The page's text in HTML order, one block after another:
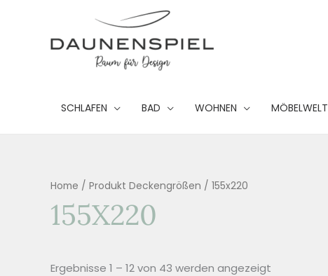
SCHLAFEN BAD WOHNEN MÖBELWELT
Home / Produkt Deckengrößen / 155x220
155X220
Ergebnisse 1 – 12 von 43 werden angezeigt